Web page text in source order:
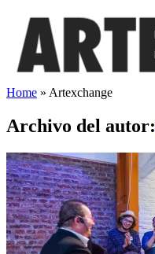
contenido
Home » Artexchange
Archivo del autor: